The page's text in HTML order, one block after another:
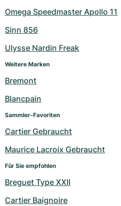
Omega Speedmaster Apollo 11
Sinn 856
Ulysse Nardin Freak
Weitere Marken
Bremont
Blancpain
Sammler-Favoriten
Cartier Gebraucht
Maurice Lacroix Gebraucht
Für Sie empfohlen
Breguet Type XXII
Cartier Baignoire